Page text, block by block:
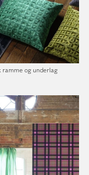
ramme og underlag